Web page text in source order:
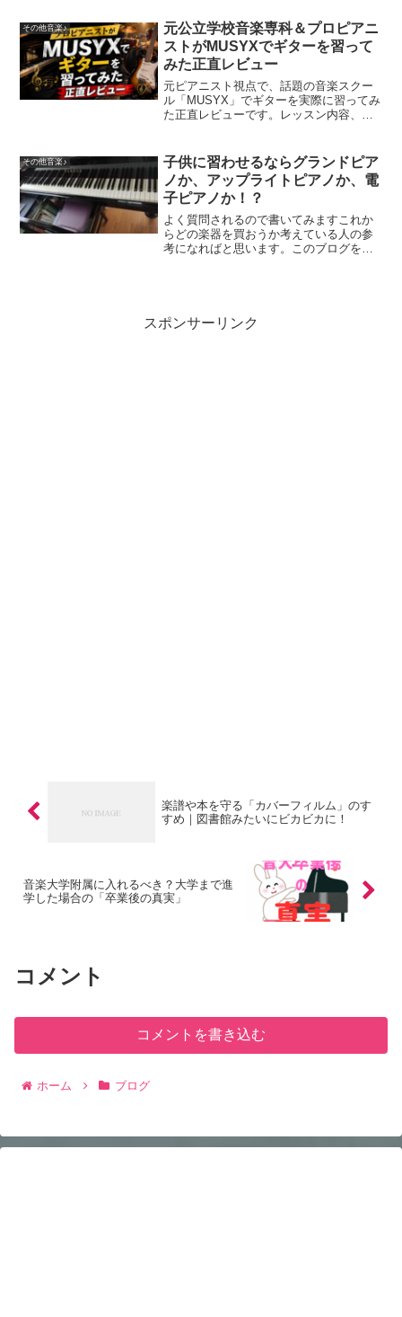
その他音楽♪
元公立学校音楽専科＆プロピアニ
ストがMUSYXでギターを習って
みた正直レビュー
元ピアニスト視点で、話題の音楽スクー
ル「MUSYX」でギターを実際に習ってみ
た正直レビューです。レッスン内容、上
ターを始めたい方や、音楽スクール選び
で迷っている方の参考になれば嬉しいで
す。
その他音楽♪
子供に習わせるならグランドピア
ノか、アップライトピアノか、電
子ピアノか！？
よく質問されるので書いてみますこれか
らどの楽器を買おうか考えている人の参
考になればと思います。このブログを書
スポンサーリンク
楽譜や本を守る「カバーフィルム」のす
すめ｜図書館みたいにビカビカに！
音楽大学附属に入れるべき？大学まで進
学した場合の「卒業後の真実」
コメント
コメントを書き込む
ホーム ブログ